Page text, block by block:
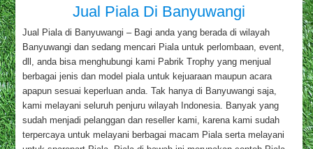
Jual Piala Di Banyuwangi
Jual Piala di Banyuwangi – Bagi anda yang berada di wilayah
Banyuwangi dan sedang mencari Piala untuk perlombaan, event,
dll, anda bisa menghubungi kami Pabrik Trophy yang menjual
berbagai jenis dan model piala untuk kejuaraan maupun acara
apapun sesuai keperluan anda. Tak hanya di Banyuwangi saja,
kami melayani seluruh penjuru wilayah Indonesia. Banyak yang
sudah menjadi pelanggan dan reseller kami, karena kami sudah
terpercaya untuk melayani berbagai macam Piala serta melayani